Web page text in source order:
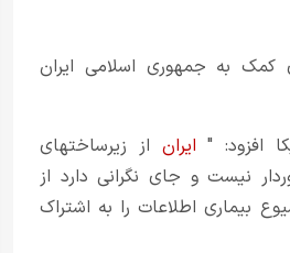
کمک به جمهوری اسلامی ایران
افزود: " ایران از زیرساختهای
نیست و جای نگرانی دارد از
بیماری اطلاعات را به اشتراک